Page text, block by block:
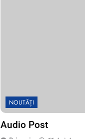
NOUTĂȚI
Audio Post